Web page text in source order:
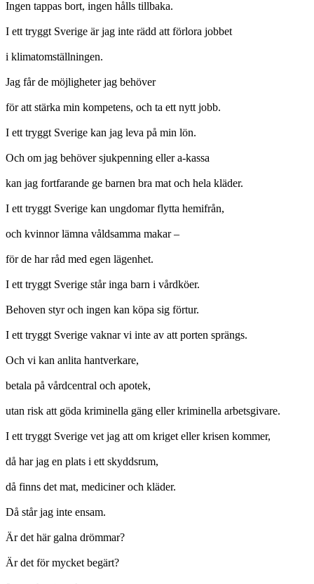
Ingen tappas bort, ingen hålls tillbaka.
I ett tryggt Sverige är jag inte rädd att förlora jobbet
i klimatomställningen.
Jag får de möjligheter jag behöver
för att stärka min kompetens, och ta ett nytt jobb.
I ett tryggt Sverige kan jag leva på min lön.
Och om jag behöver sjukpenning eller a-kassa
kan jag fortfarande ge barnen bra mat och hela kläder.
I ett tryggt Sverige kan ungdomar flytta hemifrån,
och kvinnor lämna våldsamma makar –
för de har råd med egen lägenhet.
I ett tryggt Sverige står inga barn i vårdköer.
Behoven styr och ingen kan köpa sig förtur.
I ett tryggt Sverige vaknar vi inte av att porten sprängs.
Och vi kan anlita hantverkare,
betala på vårdcentral och apotek,
utan risk att göda kriminella gäng eller kriminella arbetsgivare.
I ett tryggt Sverige vet jag att om kriget eller krisen kommer,
då har jag en plats i ett skyddsrum,
då finns det mat, mediciner och kläder.
Då står jag inte ensam.
Är det här galna drömmar?
Är det för mycket begärt?